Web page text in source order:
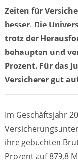
Zeiten für
besser. Die
trotz der
behaupten und
Prozent. Für das
Versicherer gut
Im Geschäftsjahr
ihre gebuchten
Prozent auf 879,8